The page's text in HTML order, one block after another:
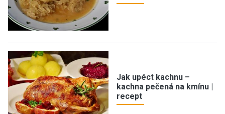
Jak upéct kachnu –
kachna pečená na kmínu |
recept